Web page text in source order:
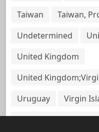
Taiwan
Taiwan,
Undetermined
United Kingdom
United
Uruguay
Virgin
Virgin Islands, British